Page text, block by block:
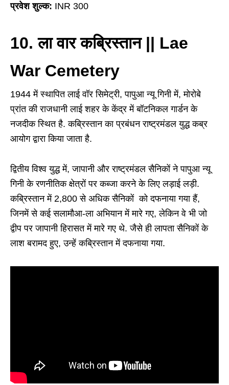
प्रवेश शुल्क: INR 300
10. ला वार कब्रिस्तान || Lae
War Cemetery
1944 में स्थापित लाई वॉर सिमेट्री, पापुआ न्यू गिनी में, मोरोबे
प्रांत की राजधानी लाई शहर के केंद्र में बॉटनिकल गार्डन के
नजदीक स्थित है. कब्रिस्तान का प्रबंधन राष्ट्रमंडल युद्ध कब्र
आयोग द्वारा किया जाता है.
द्वितीय विश्व युद्ध में, जापानी और राष्ट्रमंडल सैनिकों ने पापुआ न्यू
गिनी के रणनीतिक क्षेत्रों पर कब्जा करने के लिए लड़ाई लड़ी.
कब्रिस्तान में 2,800 से अधिक सैनिकों को दफनाया गया हैं,
जिनमें से कई सलामौआ-ला अभियान में मारे गए, लेकिन वे भी जो
द्वीप पर जापानी हिरासत में मारे गए थे. जैसे ही लापता सैनिकों के
लाश बरामद हुए, उन्हें कब्रिस्तान में दफनाया गया.